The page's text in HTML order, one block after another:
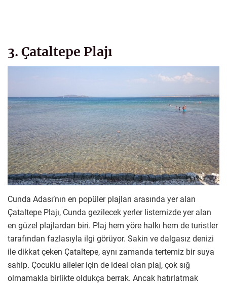
3. Çataltepe Plajı
Cunda Adası’nın en popüler plajları arasında yer alan
Çataltepe Plajı, Cunda gezilecek yerler listemizde yer alan
en güzel plajlardan biri. Plaj hem yöre halkı hem de turistler
tarafından fazlasıyla ilgi görüyor. Sakin ve dalgasız denizi
ile dikkat çeken Çataltepe, aynı zamanda tertemiz bir suya
sahip. Çocuklu aileler için de ideal olan plaj, çok sığ
olmamakla birlikte oldukça berrak. Ancak hatırlatmak